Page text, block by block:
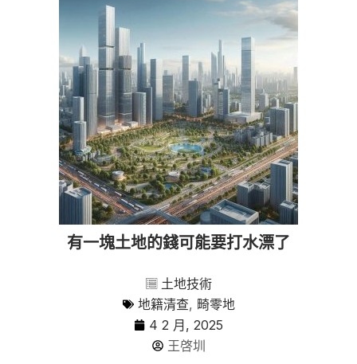
有一塊土地的錢可能要打水漂了
土地技術
地籍清查, 畸零地
4 2 月, 2025
王啓圳